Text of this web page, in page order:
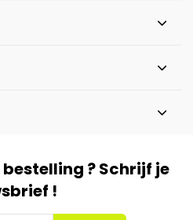
? Schrijf je
!